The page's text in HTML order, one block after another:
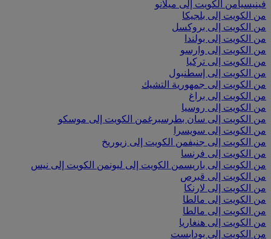
فينيسيامن الكويت إلى ميلانو
من الكويت إلى بلجيكا
من الكويت إلى بروكسل
من الكويت إلى بولندا
من الكويت إلى وارسو
من الكويت إلى تركيا
من الكويت إلى إسطنبول
من الكويت إلى جمهورية التشيك
من الكويت إلى براغ
من الكويت إلى روسيا
من الكويت إلى سان بطرسبرغمن الكويت إلى موسكو
من الكويت إلى سويسرا
من الكويت إلى جنيفمن الكويت إلى زيوريخ
من الكويت إلى فرنسا
من الكويت إلى باريسمن الكويت إلى ليونمن الكويت إلى نيس
من الكويت إلى قبرص
من الكويت إلى لارنكا
من الكويت إلى مالطا
من الكويت إلى مالطا
من الكويت إلى هنغاريا
من الكويت إلى بودابست